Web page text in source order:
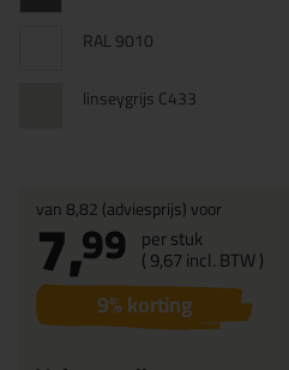
RAL 9010
linseygrijs C433
van8,82(adviesprijs) voor
7,99 per stuk
(9,67incl. BTW )
9% korting